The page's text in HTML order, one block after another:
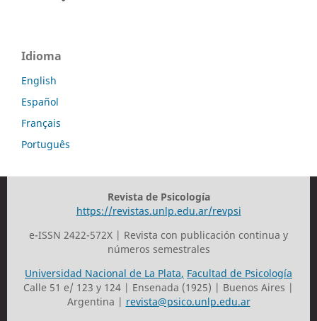
Idioma
English
Español
Français
Português
Revista de Psicología
https://revistas.unlp.edu.ar/revpsi
e-ISSN 2422-572X | Revista con publicación continua y
números semestrales
Universidad Nacional de La Plata, Facultad de Psicología
Calle 51 e/ 123 y 124 | Ensenada (1925) | Buenos Aires |
Argentina | revista@psico.unlp.edu.ar